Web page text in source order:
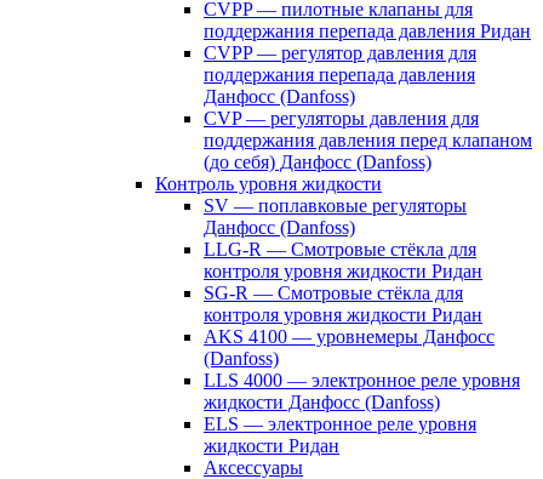
CVPP — пилотные клапаны для
поддержания перепада давления Ридан
CVPP — регулятор давления для
поддержания перепада давления
Данфосс (Danfoss)
CVP — регуляторы давления для
поддержания давления перед клапаном
(до себя) Данфосс (Danfoss)
Контроль уровня жидкости
SV — поплавковые регуляторы
Данфосс (Danfoss)
LLG-R — Смотровые стёкла для
контроля уровня жидкости Ридан
SG-R — Смотровые стёкла для
контроля уровня жидкости Ридан
AKS 4100 — уровнемеры Данфосс
(Danfoss)
LLS 4000 — электронное реле уровня
жидкости Данфосс (Danfoss)
ELS — электронное реле уровня
жидкости Ридан
Аксессуары